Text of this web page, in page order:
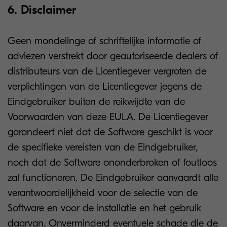
6. Disclaimer
Geen mondelinge of schriftelijke informatie of
adviezen verstrekt door geautoriseerde dealers of
distributeurs van de Licentiegever vergroten de
verplichtingen van de Licentiegever jegens de
Eindgebruiker buiten de reikwijdte van de
Voorwaarden van deze EULA. De Licentiegever
garandeert niet dat de Software geschikt is voor
de specifieke vereisten van de Eindgebruiker,
noch dat de Software ononderbroken of foutloos
zal functioneren. De Eindgebruiker aanvaardt alle
verantwoordelijkheid voor de selectie van de
Software en voor de installatie en het gebruik
daarvan. Onverminderd eventuele schade die de